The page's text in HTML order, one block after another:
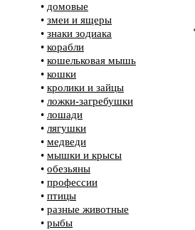
• домовые
• змеи и ящеры
• знаки зодиака
• корабли
• кошельковая мышь
• кошки
• кролики и зайцы
• ложки-загребушки
• лошади
• лягушки
• медведи
• мышки и крысы
• обезьяны
• профессии
• птицы
• разные животные
• рыбы